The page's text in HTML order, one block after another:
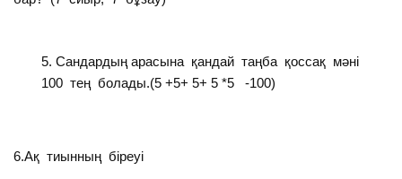
Сандардың арасына қандай таңба қоссақ мәні
100 тең болады.(5 +5+ 5+ 5 *5 -100)
6.Ақ тиынның біреуі